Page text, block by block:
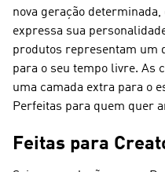
nova geração
expressa sua
produtos representam um
para o seu tempo livre. As
uma camada extra para o
Perfeitas para quem quer
Feitas para